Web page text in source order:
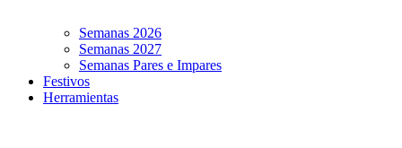
Semanas 2026
Semanas 2027
Semanas Pares e Impares
Festivos
Herramientas